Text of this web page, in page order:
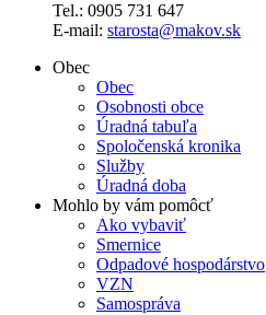
Tel.: 0905 731 647
E-mail: starosta@makov.sk
Obec
Obec
Osobnosti obce
Úradná tabuľa
Spoločenská kronika
Služby
Úradná doba
Mohlo by vám pomôcť
Ako vybaviť
Smernice
Odpadové hospodárstvo
VZN
Samospráva